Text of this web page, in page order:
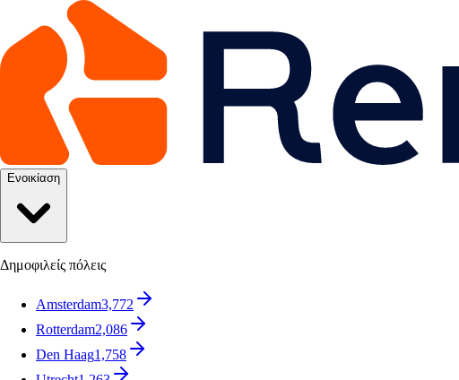
Ενοικίαση
Δημοφιλείς πόλεις
Amsterdam3,772
Rotterdam2,086
Den Haag1,758